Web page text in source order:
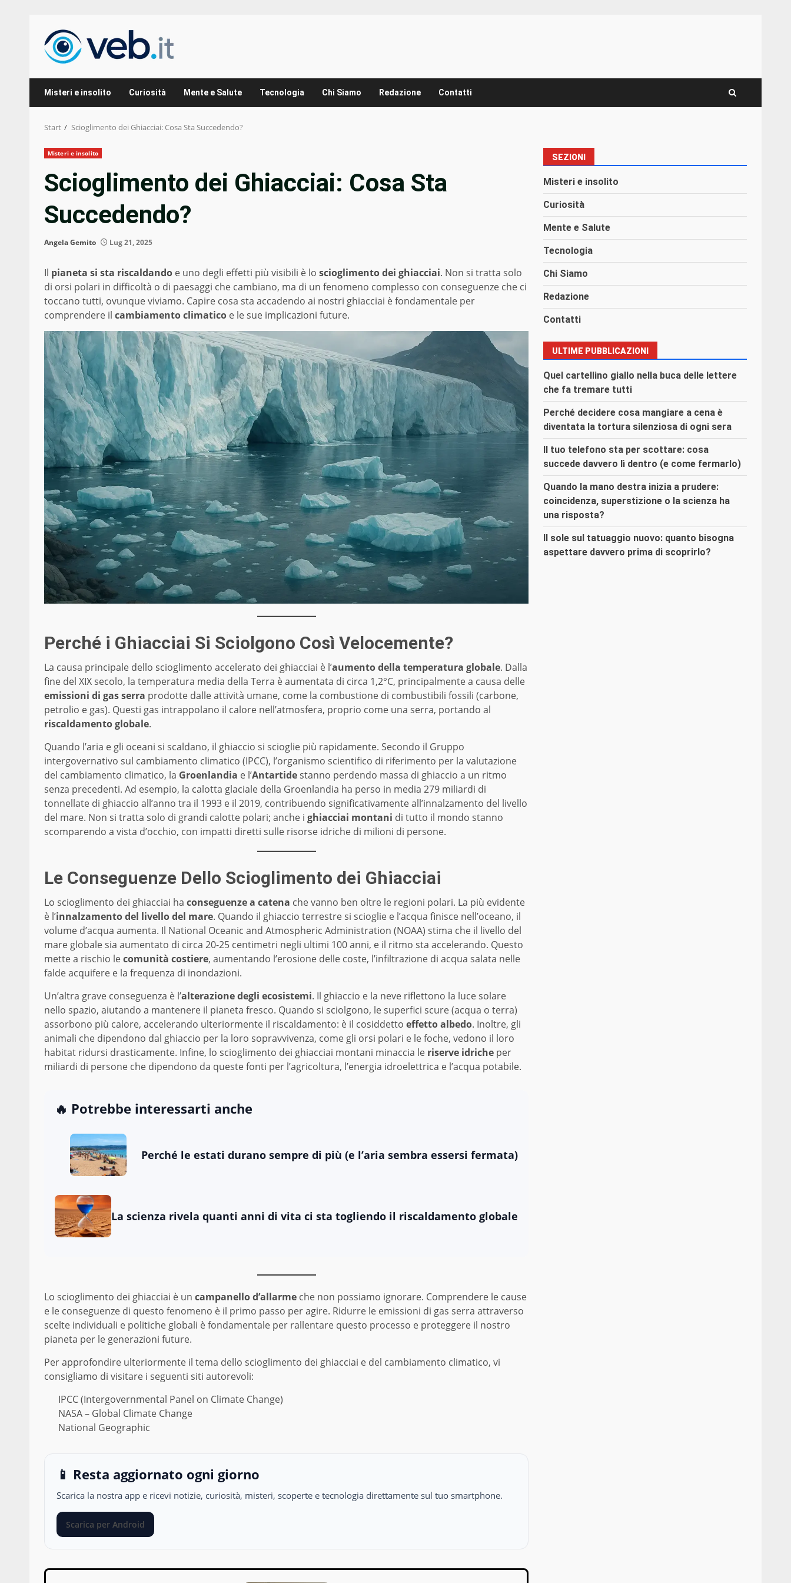
Inhalt
springen
Misteri e insolito Curiosità Mente e Salute Tecnologia Chi Siamo Redazione Contatti
Start Scioglimento dei Ghiacciai: Cosa Sta Succedendo?
Misteri e insolito
Scioglimento dei Ghiacciai: Cosa Sta
Succedendo?
Angela Gemito Lug 21, 2025
Il pianeta si sta riscaldando e uno degli effetti più visibili è lo scioglimento dei ghiacciai. Non si tratta solo
di orsi polari in difficoltà o di paesaggi che cambiano, ma di un fenomeno complesso con conseguenze che ci
toccano tutti, ovunque viviamo. Capire cosa sta accadendo ai nostri ghiacciai è fondamentale per
comprendere il cambiamento climatico e le sue implicazioni future.
Perché i Ghiacciai Si Sciolgono Così Velocemente?
La causa principale dello scioglimento accelerato dei ghiacciai è l’aumento della temperatura globale. Dalla
fine del XIX secolo, la temperatura media della Terra è aumentata di circa 1,2°C, principalmente a causa delle
emissioni di gas serra prodotte dalle attività umane, come la combustione di combustibili fossili (carbone,
petrolio e gas). Questi gas intrappolano il calore nell’atmosfera, proprio come una serra, portando al
riscaldamento globale.
Quando l’aria e gli oceani si scaldano, il ghiaccio si scioglie più rapidamente. Secondo il Gruppo
intergovernativo sul cambiamento climatico (IPCC), l’organismo scientifico di riferimento per la valutazione
del cambiamento climatico, la Groenlandia e l’Antartidestanno perdendo massa di ghiaccio a un ritmo
senza precedenti. Ad esempio, la calotta glaciale della Groenlandia ha perso in media 279 miliardi di
tonnellate di ghiaccio all’anno tra il 1993 e il 2019, contribuendo significativamente all’innalzamento del livello
del mare. Non si tratta solo di grandi calotte polari; anche i ghiacciai montani di tutto il mondo stanno
scomparendo a vista d’occhio, con impatti diretti sulle risorse idriche di milioni di persone.
Le Conseguenze Dello Scioglimento dei Ghiacciai
Lo scioglimento dei ghiacciai ha conseguenze a catena che vanno ben oltre le regioni polari. La più evidente
è l’innalzamento del livello del mare. Quando il ghiaccio terrestre si scioglie e l’acqua finisce nell’oceano, il
volume d’acqua aumenta. Il National Oceanic and Atmospheric Administration (NOAA) stima che il livello del
mare globale sia aumentato di circa 20-25 centimetri negli ultimi 100 anni, e il ritmo sta accelerando. Questo
mette a rischio lecomunità costiere, aumentando l’erosione delle coste, l’infiltrazione di acqua salata nelle
falde acquifere e la frequenza di inondazioni.
Un’altra grave conseguenza è l’alterazione degli ecosistemi. Il ghiaccio e la neve riflettono la luce solare
nello spazio, aiutando a mantenere il pianeta fresco. Quando si sciolgono, le superfici scure (acqua o terra)
assorbono più calore, accelerando ulteriormente il riscaldamento: è il cosiddetto effetto albedo. Inoltre, gli
animali che dipendono dal ghiaccio per la loro sopravvivenza, come gli orsi polari e le foche, vedono il loro
habitat ridursi drasticamente. Infine, lo scioglimento dei ghiacciai montani minaccia le riserve idriche per
miliardi di persone che dipendono da queste fonti per l’agricoltura, l’energia idroelettrica e l’acqua potabile.
🔥 Potrebbe interessarti anche
Perché le estati durano sempre di più (e l’aria sembra essersi fermata)
La scienza rivela quanti anni di vita ci sta togliendo il riscaldamento globale
Lo scioglimento dei ghiacciai è un campanello d’allarme che non possiamo ignorare. Comprendere le cause
e le conseguenze di questo fenomeno è il primo passo per agire. Ridurre le emissioni di gas serra attraverso
scelte individuali e politiche globali è fondamentale per rallentare questo processo e proteggere il nostro
pianeta per le generazioni future.
Per approfondire ulteriormente il tema dello scioglimento dei ghiacciai e del cambiamento climatico, vi
consigliamo di visitare i seguenti siti autorevoli:
IPCC (Intergovernmental Panel on Climate Change)
NASA – Global Climate Change
National Geographic
📱 Resta aggiornato ogni giorno
Scarica la nostra app e ricevi notizie, curiosità, misteri, scoperte e tecnologia direttamente sul tuo smartphone.
Scarica per Android
SEZIONI
Misteri e insolito
Curiosità
Mente e Salute
Tecnologia
Chi Siamo
Redazione
Contatti
ULTIME PUBBLICAZIONI
Quel cartellino giallo nella buca delle lettere
che fa tremare tutti
Perché decidere cosa mangiare a cena è
diventata la tortura silenziosa di ogni sera
Il tuo telefono sta per scottare: cosa
succede davvero lì dentro (e come fermarlo)
Quando la mano destra inizia a prudere:
coincidenza, superstizione o la scienza ha
una risposta?
Il sole sul tatuaggio nuovo: quanto bisogna
aspettare davvero prima di scoprirlo?